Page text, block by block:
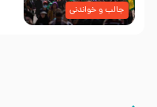
جالب و خواندنی